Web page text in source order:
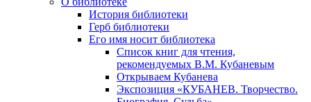
История библиотеки
Герб библиотеки
Его имя носит библиотека
Список книг для чтения,
рекомендуемых В.М. Кубаневым
Открываем Кубанева
Экспозиция «КУБАНЕВ. Творчество.